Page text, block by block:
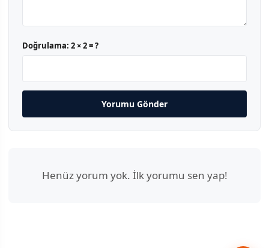
Doğrulama: 2 × 2 = ?
Yorumu Gönder
Henüz yorum yok. İlk yorumu sen yap!